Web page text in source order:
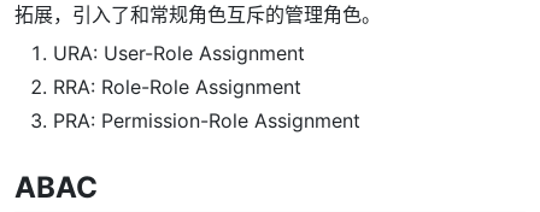
拓展，引入了和常规角色互斥的管理角色。
URA: User-Role Assignment
RRA: Role-Role Assignment
PRA: Permission-Role Assignment
ABAC